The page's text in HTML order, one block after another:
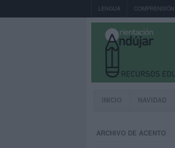
LENGUA
INICIO NAVIDAD
ARCHIVO DE ACENTO